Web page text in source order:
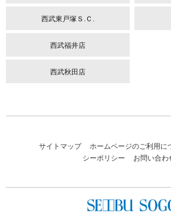
西武東戸塚Ｓ.Ｃ.
西武福井店
西武秋田店
サイトマップ ホームページのご利用に
シーポリシー
お問い合わ